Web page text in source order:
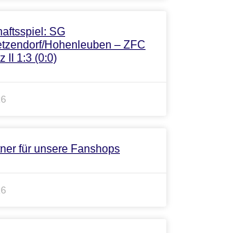
SG
Hohenleuben – ZFC
II 1:3 (0:0)
für unsere Fanshops